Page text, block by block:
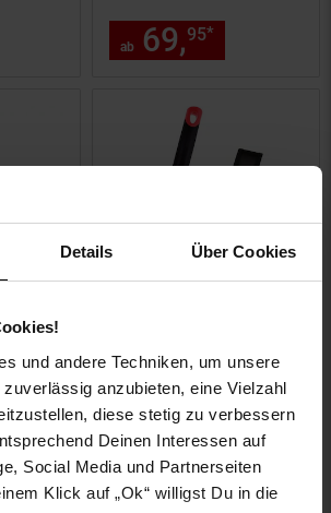
Details Über Cookies
und andere Techniken, um unsere
anzubieten, eine Vielzahl
diese stetig zu verbessern
Deinen Interessen auf
Social Media und Partnerseiten
Klick auf „Ok“ willigst Du in die
€ Sternchen
ab 69,95*
99
Root Slayer® Radius
Garden Blumenkelle mit
Schneidespitze Root
Slayer Schaufel
-16 %
Sie Sparen 16 Prozent,
99*